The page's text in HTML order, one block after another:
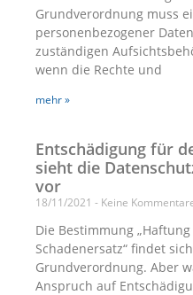
Grundverordnung muss
personenbezogener
zuständigen
wenn die Rechte und
mehr »
Entschädigung für
sieht die
vor
18/11/2021 Keine
Die Bestimmung
Schadenersatz“ findet
Grundverordnung. Aber
Anspruch auf